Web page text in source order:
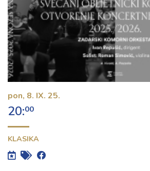
Projekti
Najam
Kontakt
pon, 8. IX. 25.
20:00
KLASIKA